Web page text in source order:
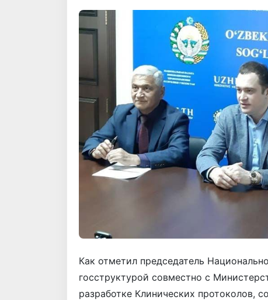
Как отметил председатель
госструктурой совместно с
разработке Клинических протоколов,